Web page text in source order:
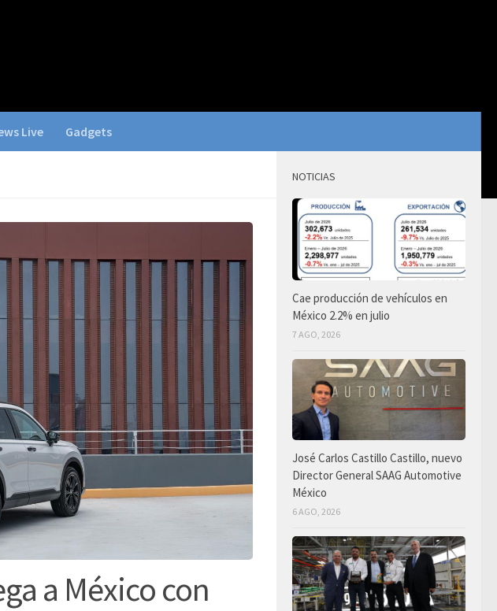
Live Gadgets
a México con
NOTICIAS
Cae producción de vehículos en
México 2.2% en julio
7 AGO, 2026
José Carlos Castillo Castillo, nuevo
Director General SAAG Automotive
México
6 AGO, 2026